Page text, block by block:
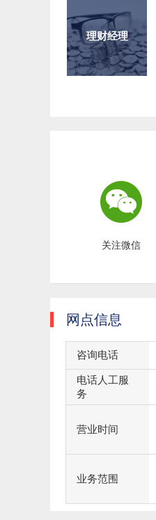
理财经理
关注微信
网点信息
咨询电话
电话人工服
务
营业时间
业务范围